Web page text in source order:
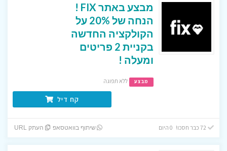
מבצע באתר FIX !
הנחה של 20% על
הקולקציה החדשה
בקניית 2 פריטים
ומעלה !
מבצע ללא תפוגה
קח דיל
שיתוף בוואטסאפ העתק URL